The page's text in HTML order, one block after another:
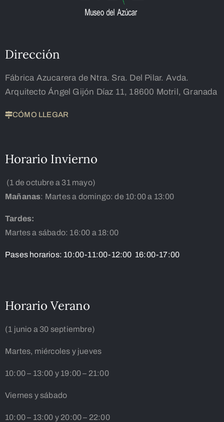
Dirección
Fábrica Azucarera de Ntra. Sra. Del Pilar. Avda.
Arquitecto Ángel Gijón Díaz 11, 18600 Motril, Granada
CÓMO LLEGAR
Horario Invierno
(1 de octubre a 31 mayo)
Mañanas: Martes a domingo: de 10:00 a 13:00
Tardes:
Martes a sábado: 16:00 a 18:00
Pases horarios: 10:00-11:00-12:00 16:00-17:00
Horario Verano
(1 junio a 30 septiembre)
Martes, miércoles y jueves
10:00 – 13:00 y 19:00 – 21:00
Viernes y sábado
10:00 – 13:00 y 20:00 – 22:00